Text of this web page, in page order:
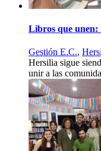
Libros que unen:
Gestión E.C.,
Hersilia sigue
unir a las